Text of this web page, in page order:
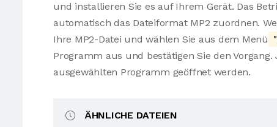
und installieren Sie es auf Ihrem Gerät. Das
automatisch das Dateiformat MP2 zuordnen.
Ihre MP2-Datei und wählen Sie aus dem Menü
Programm aus und bestätigen Sie den
ausgewählten Programm geöffnet werden.
ÄHNLICHE DATEIEN